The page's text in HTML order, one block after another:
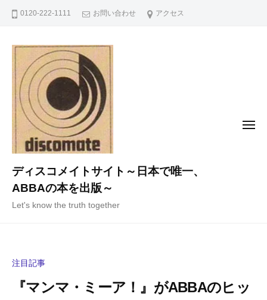
0120-222-1111 お問い合わせ アクセス
ディスコメイトサイト～日本で唯一、
ABBAの本を出版～
Let's know the truth together
メ
注目記事
『マンマ・ミーア！』がABBAのヒッ